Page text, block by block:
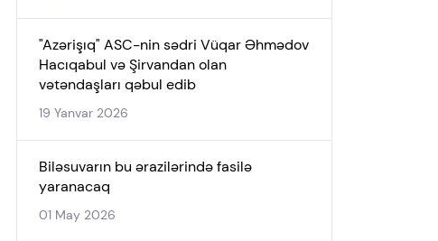
"Azərişıq" ASC-nin sədri Vüqar Əhmədov
Hacıqabul və Şirvandan olan
vətəndaşları qəbul edib
19 Yanvar 2026
Biləsuvarın bu ərazilərində fasilə
yaranacaq
01 May 2026